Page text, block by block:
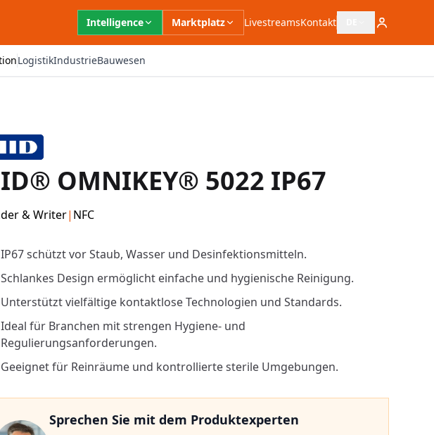
Intelligence Marktplatz LivestreamsKontakt Sprachauswahl
LogistikIndustrieBauwesen
OMNIKEY® 5022 IP67
& Writer| NFC
Erkenntnisse
IP67 schützt vor Staub, Wasser und Desinfektionsmitteln.
Schlankes Design ermöglicht einfache und hygienische Reinigung.
Unterstützt vielfältige kontaktlose Technologien und Standards.
Ideal für Branchen mit strengen Hygiene- und
Regulierungsanforderungen.
Geeignet für Reinräume und kontrollierte sterile Umgebungen.
Sprechen Sie mit dem Produktexperten